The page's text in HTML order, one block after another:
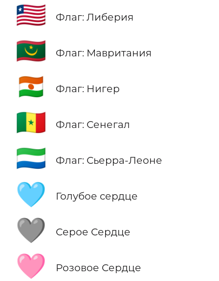
🇱🇷 Флаг: Либерия
🇲🇷 Флаг: Мавритания
🇳🇪 Флаг: Нигер
🇸🇳 Флаг: Сенегал
🇸🇱 Флаг: Сьерра-Леоне
🩵 Голубое сердце
🩶 Серое Сердце
🩷 Розовое Сердце